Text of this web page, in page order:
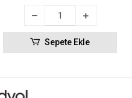
Sepete Ekle